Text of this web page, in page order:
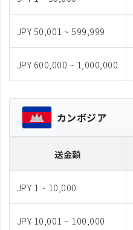
JPY 50,001 ~ 599,999
JPY 600,000 ~ 1,000,000
カンボジア
送金額
JPY 1 ~ 10,000
JPY 10,001 ~ 100,000